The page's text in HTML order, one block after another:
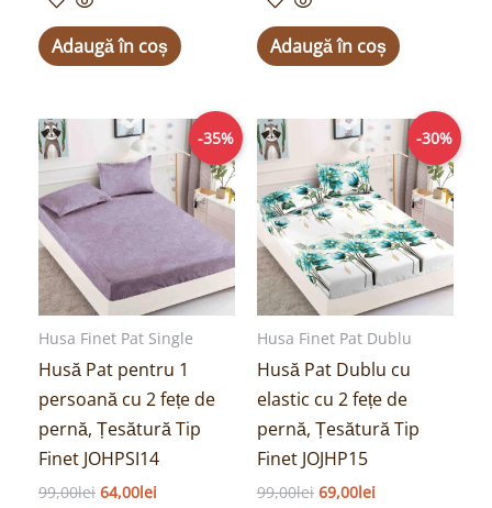
Adaugă în coș Adaugă în coș
-35%
Husa Finet Pat Single
Husă Pat pentru 1
persoană cu 2 fețe de
pernă, Țesătură Tip
Finet JOHPSI14
99,00lei
Prețul
inițial
a
fost:
99,00lei.
64,00lei
Prețul
curent
este:
64,00lei.
-30%
Husa Finet Pat Dublu
Husă Pat Dublu cu
elastic cu 2 fețe de
pernă, Țesătură Tip
Finet JOJHP15
99,00lei
Prețul
inițial
a
fost:
99,00lei.
69,00lei
Prețul
curent
este:
69,00lei.